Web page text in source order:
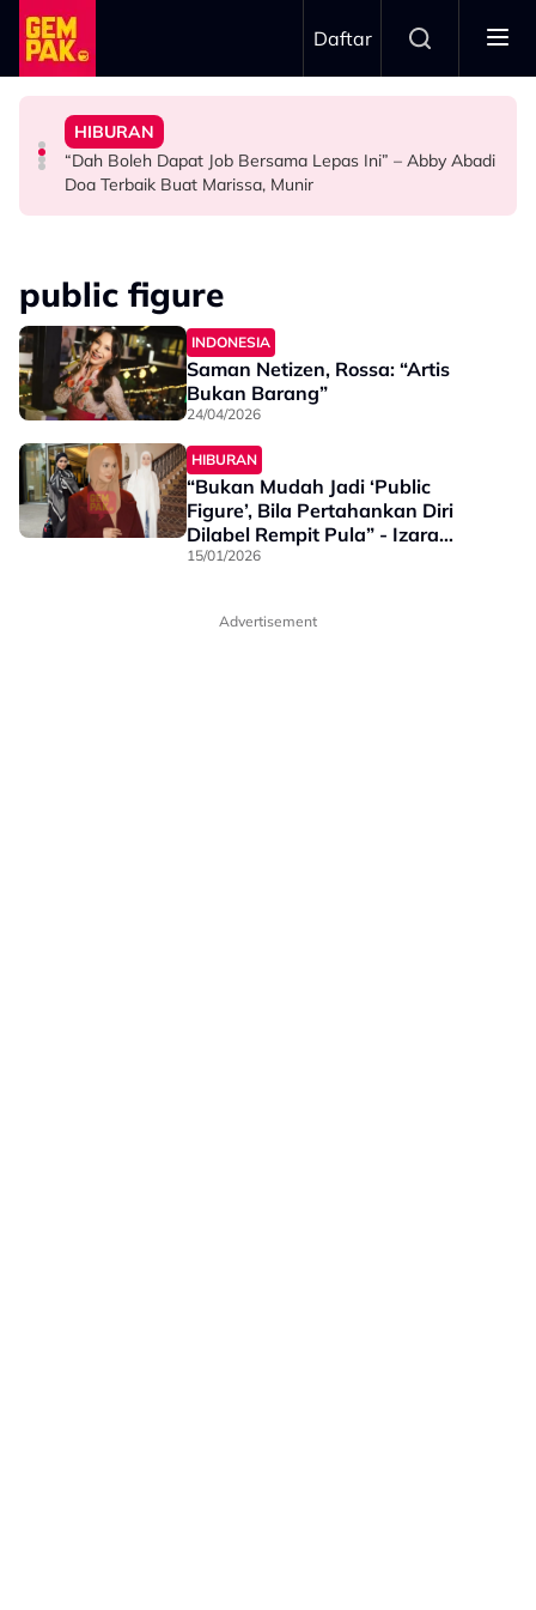
Skip to main content
Daftar
HIBURAN
Bawa Anak Ke Klinik, Syasya Rizal Terkejut Dikenali
Doktor
HIBURAN
“Dah Boleh Dapat Job Bersama Lepas Ini” – Abby Abadi
Doa Terbaik Buat Marissa, Munir
BERITA
Kasihnya Ibu, Ikan Lumba-Lumba Enggan Tinggalkan
Anak Yang Sudah Mati
ANTARABANGSA
Pengantin Penat Sampai Tertidur Atas Pelamin
public figure
INDONESIA
Saman Netizen, Rossa: “Artis
Bukan Barang”
24/04/2026
HIBURAN
“Bukan Mudah Jadi ‘Public
Figure’, Bila Pertahankan Diri
Dilabel Rempit Pula” - Izara
Aishah
15/01/2026
Advertisement